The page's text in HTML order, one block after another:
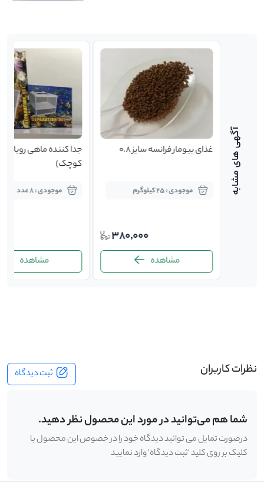
غذای بیومار فرانسه سایز 0.8
موجودی : 25 کیلوگرم
380,000
مشاهده
جدا کننده ماهی
کوچک)
موجودی : 8 عدد
مشاهده
نظرات کاربران ثبت دیدگاه
شما هم می‌توانید در مورد این محصول نظر دهید.
درصورت تمایل می توانید دیدگاه خود را در خصوص این محصول با
کلیک بر روی کلید 'ثبت دیدگاه' وارد نمایید